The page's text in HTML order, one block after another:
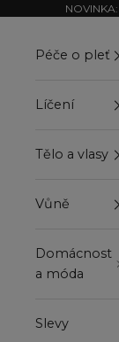
Přejít na obsah
Péče o pleť
Líčení
Tělo a vlasy
Vůně
Domácnost
a móda
Slevy